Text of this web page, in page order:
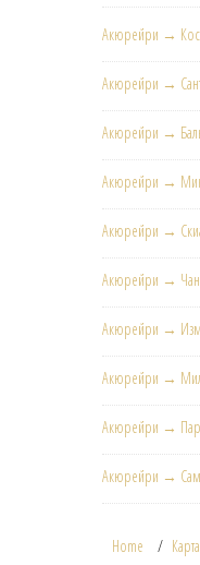
Акюрейри → Кос
Акюрейри →
Акюрейри →
Акюрейри →
Акюрейри →
Акюрейри →
Акюрейри →
Акюрейри →
Акюрейри →
Акюрейри →
Home Карта